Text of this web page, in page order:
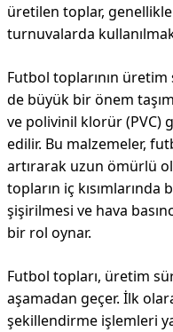
üretilen toplar,
turnuvalarda
Futbol toplarının
de büyük bir önem
ve polivinil klorür (PVC)
edilir. Bu malzemeler,
artırarak uzun ömürlü
topların iç
şişirilmesi ve hava
bir rol oynar.
Futbol topları, üretim
aşamadan geçer. İlk
şekillendirme işlemleri